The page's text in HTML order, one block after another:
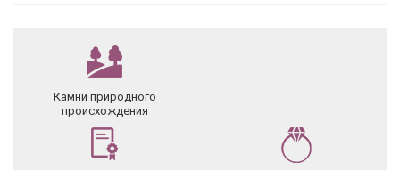
Камни природного
происхождения